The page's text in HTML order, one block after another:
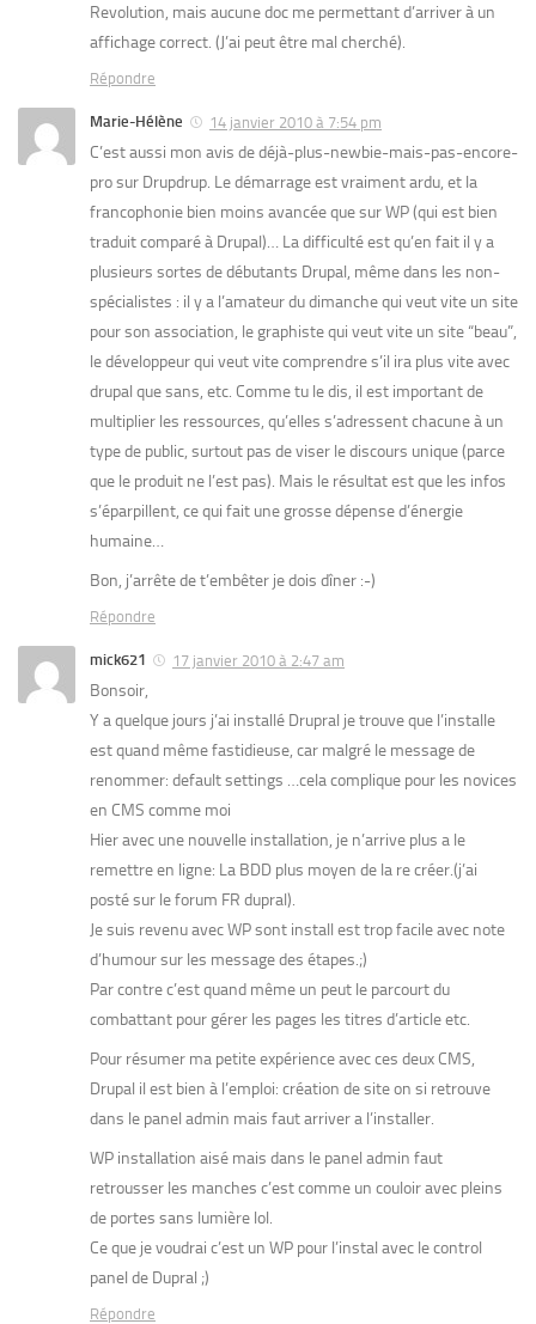
Revolution, mais aucune doc me permettant d’arriver à un
affichage correct. (J’ai peut être mal cherché).
Répondre
Marie-Hélène 14 janvier 2010 à 7:54 pm
C’est aussi mon avis de déjà-plus-newbie-mais-pas-encore-
pro sur Drupdrup. Le démarrage est vraiment ardu, et la
francophonie bien moins avancée que sur WP (qui est bien
traduit comparé à Drupal)… La difficulté est qu’en fait il y a
plusieurs sortes de débutants Drupal, même dans les non-
spécialistes : il y a l’amateur du dimanche qui veut vite un site
pour son association, le graphiste qui veut vite un site “beau”,
le développeur qui veut vite comprendre s’il ira plus vite avec
drupal que sans, etc. Comme tu le dis, il est important de
multiplier les ressources, qu’elles s’adressent chacune à un
type de public, surtout pas de viser le discours unique (parce
que le produit ne l’est pas). Mais le résultat est que les infos
s’éparpillent, ce qui fait une grosse dépense d’énergie
humaine…
Bon, j’arrête de t’embêter je dois dîner :-)
Répondre
mick621 17 janvier 2010 à 2:47 am
Bonsoir,
Y a quelque jours j’ai installé Drupral je trouve que l’installe
est quand même fastidieuse, car malgré le message de
renommer: default settings …cela complique pour les novices
en CMS comme moi
Hier avec une nouvelle installation, je n’arrive plus a le
remettre en ligne: La BDD plus moyen de la re créer.(j’ai
posté sur le forum FR dupral).
Je suis revenu avec WP sont install est trop facile avec note
d’humour sur les message des étapes.;)
Par contre c’est quand même un peut le parcourt du
combattant pour gérer les pages les titres d’article etc.
Pour résumer ma petite expérience avec ces deux CMS,
Drupal il est bien à l’emploi: création de site on si retrouve
dans le panel admin mais faut arriver a l’installer.
WP installation aisé mais dans le panel admin faut
retrousser les manches c’est comme un couloir avec pleins
de portes sans lumière lol.
Ce que je voudrai c’est un WP pour l’instal avec le control
panel de Dupral ;)
Répondre